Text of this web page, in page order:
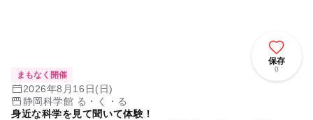
保存
0
まもなく開催
2026年8月16日(日)
静岡科学館 る・く・る
身近な科学を見て聞いて体験！